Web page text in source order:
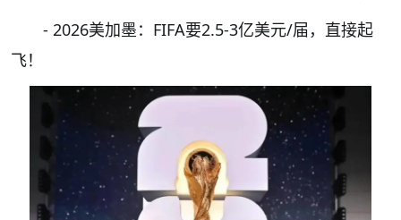
- 2026美加墨：FIFA要2.5-3亿美元/届，直接起
飞！